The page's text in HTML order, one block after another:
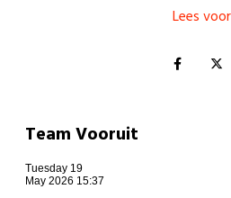
Kinderen en
Lees voor
Team Vooruit
Tuesday 19
May 2026 15:37